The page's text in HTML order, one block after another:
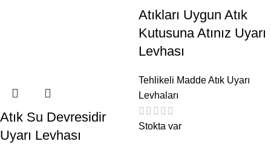
Atık Su Devresidir
Uyarı Levhası
Atıkları Uygun Atık
Kutusuna Atınız Uyarı
Levhası
Tehlikeli Madde Atık Uyarı
Levhaları
Stokta var